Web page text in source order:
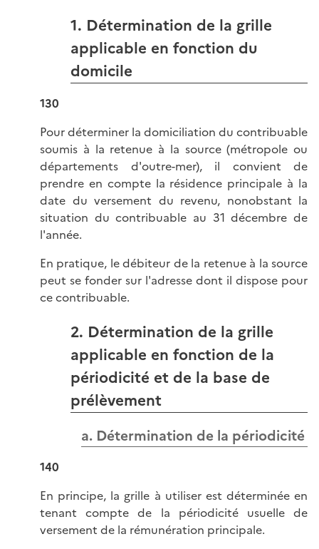
1. Détermination de la grille
applicable en fonction du
domicile
130
Pour déterminer la domiciliation du contribuable
soumis à la retenue à la source (métropole ou
départements d'outre-mer), il convient de
prendre en compte la résidence principale à la
date du versement du revenu, nonobstant la
situation du contribuable au 31 décembre de
l'année.
En pratique, le débiteur de la retenue à la source
peut se fonder sur l'adresse dont il dispose pour
ce contribuable.
2. Détermination de la grille
applicable en fonction de la
périodicité et de la base de
prélèvement
a. Détermination de la périodicité
140
En principe, la grille à utiliser est déterminée en
tenant compte de la périodicité usuelle de
versement de la rémunération principale.